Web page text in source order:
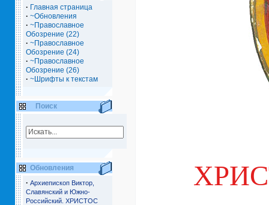
· Главная страница
· ~Обновления
· ~Православное
Обозрение (22)
· ~Православное
Обозрение (24)
· ~Православное
Обозрение (26)
· ~Шрифты к текстам
Поиск
Обновления
· Архиепископ Виктор,
Славянский и Южно-
Российский. ХРИСТОС